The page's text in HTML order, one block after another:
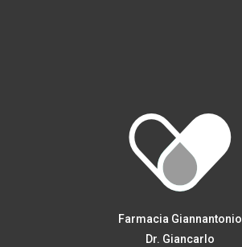
Farmacia Giannantonio
Dr. Giancarlo